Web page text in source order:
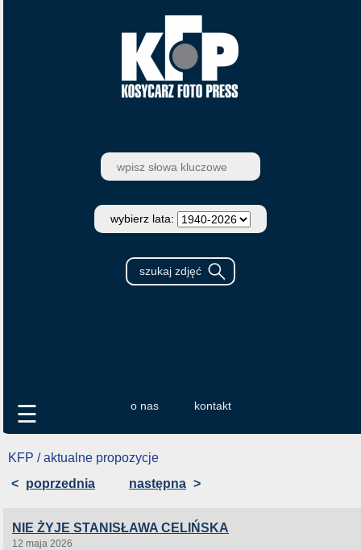
wybierz lata:
o nas kontakt
☰
KFP / aktualne propozycje
< poprzednia następna >
NIE ŻYJE STANISŁAWA CELIŃSKA
12 maja 2026